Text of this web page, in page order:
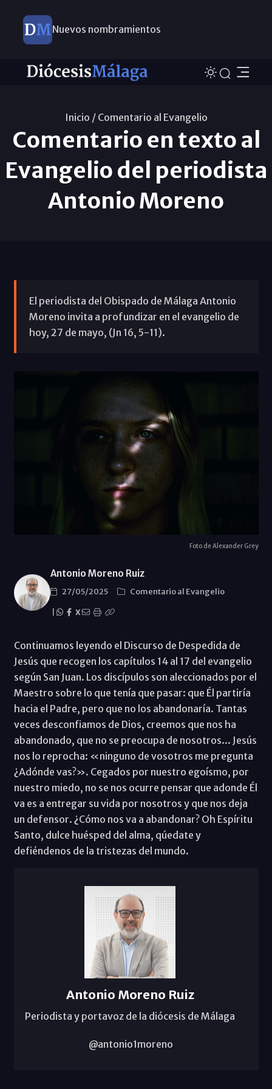
Nuevos nombramientos
Inicio / Comentario al Evangelio
Comentario en texto al
Evangelio del periodista
Antonio Moreno
El periodista del Obispado de Málaga Antonio
Moreno invita a profundizar en el evangelio de
hoy, 27 de mayo, (Jn 16, 5-11).
Foto de Alexander Grey
Antonio Moreno Ruiz
27/05/2025
Comentario al Evangelio
X
Continuamos leyendo el Discurso de Despedida de
Jesús que recogen los capítulos 14 al 17 del evangelio
según San Juan. Los discípulos son aleccionados por el
Maestro sobre lo que tenía que pasar: que Él partiría
hacia el Padre, pero que no los abandonaría. Tantas
veces desconfiamos de Dios, creemos que nos ha
abandonado, que no se preocupa de nosotros... Jesús
nos lo reprocha: «ninguno de vosotros me pregunta
¿Adónde vas?». Cegados por nuestro egoísmo, por
nuestro miedo, no se nos ocurre pensar que adonde Él
va es a entregar su vida por nosotros y que nos deja
un defensor. ¿Cómo nos va a abandonar? Oh Espíritu
Santo, dulce huésped del alma, qúedate y
defiéndenos de la tristezas del mundo.
Antonio Moreno Ruiz
Periodista y portavoz de la diócesis de Málaga
@antonio1moreno